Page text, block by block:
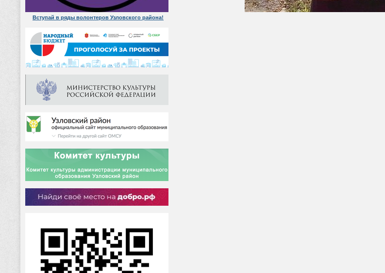
Вступай в ряды волонтеров Узловского района!